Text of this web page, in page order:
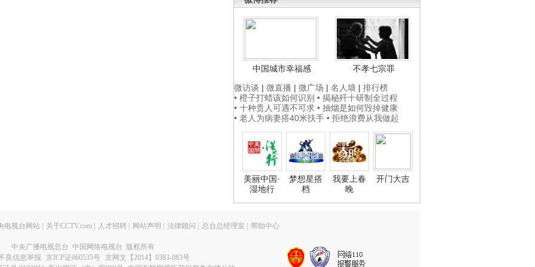
中国城市幸福感
不孝七宗罪
微访谈 | 微直播 | 微广场 | 名人墙 | 排行榜
• 橙子打蜡该如何识别 • 揭秘歼十研制全过程
• 十种贵人可遇不可求 • 抽烟是如何毁掉健康
• 老人为病妻搭40米扶手 • 拒绝浪费从我做起
美丽中国·
湿地行
梦想星搭
档
我要上春
晚
开门大吉
电视台网站 关于CCTV.com 人才招聘 网站声明 法律顾问 总台总经理室 帮助中心
中央广播电视总台 中国网络电视台 版权所有
良信息举报
京ICP证060535号
京网文【2014】0383-083号